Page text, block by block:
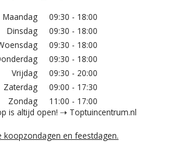
Maandag
09:30 - 18:00
Dinsdag
09:30 - 18:00
09:30 - 18:00
09:30 - 18:00
Vrijdag
09:30 - 20:00
Zaterdag
09:00 - 17:30
Zondag
11:00 - 17:00
is altijd open! ⇢ Toptuincentrum.nl
koopzondagen en feestdagen.